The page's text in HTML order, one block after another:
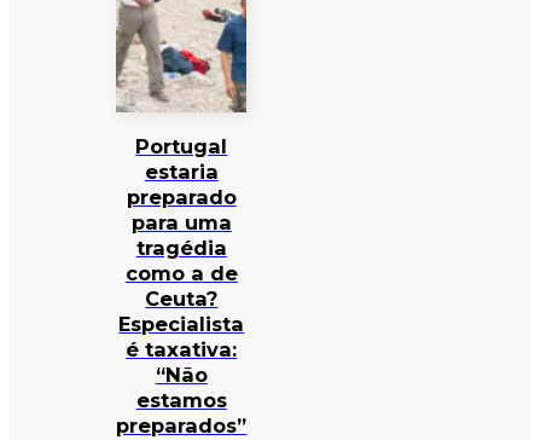
Portugal
estaria
preparado
para uma
tragédia
como a de
Ceuta?
Especialista
é taxativa:
“Não
estamos
preparados”